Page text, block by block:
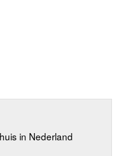
in Nederland